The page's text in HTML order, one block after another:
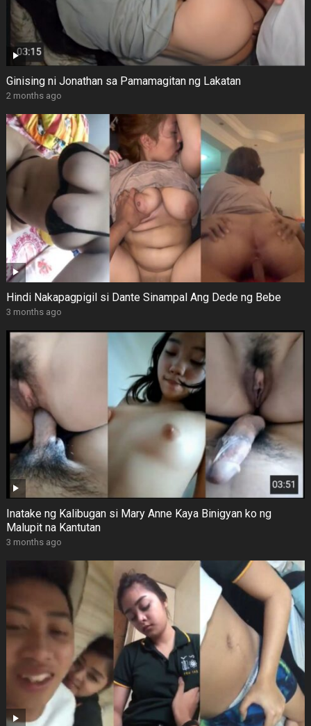
Ginising ni Jonathan sa Pamamagitan ng Lakatan
2 months ago
Hindi Nakapagpigil si Dante Sinampal Ang Dede ng Bebe
3 months ago
Inatake ng Kalibugan si Mary Anne Kaya Binigyan ko ng
Malupit na Kantutan
3 months ago